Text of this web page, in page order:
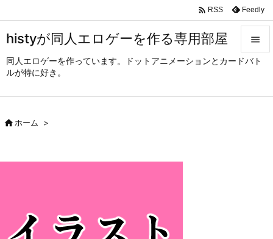
histyが同人エロゲーを作る専用部屋
同人エロゲーを作っています。ドットアニメーションとカードバト
ルが特に好き。



 RSS Feedly
ホーム >